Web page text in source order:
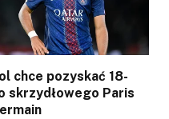
chce pozyskać 18-
skrzydłowego Paris